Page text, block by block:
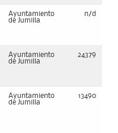
Ayuntamiento
de Jumilla
n/d
Ayuntamiento
de Jumilla
24379
Ayuntamiento
de Jumilla
13490